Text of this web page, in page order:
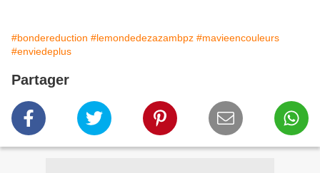
#bondereduction #lemondedezazambpz #mavieencouleurs
#enviedeplus
Partager